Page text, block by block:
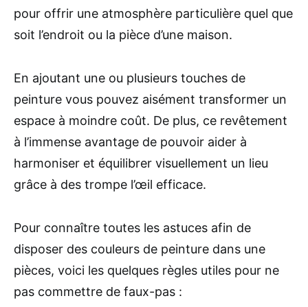
pour offrir une atmosphère particulière quel que
soit l’endroit ou la pièce d’une maison.
En ajoutant une ou plusieurs touches de
peinture vous pouvez aisément transformer un
espace à moindre coût. De plus, ce revêtement
à l’immense avantage de pouvoir aider à
harmoniser et équilibrer visuellement un lieu
grâce à des trompe l’œil efficace.
Pour connaître toutes les astuces afin de
disposer des couleurs de peinture dans une
pièces, voici les quelques règles utiles pour ne
pas commettre de faux-pas :